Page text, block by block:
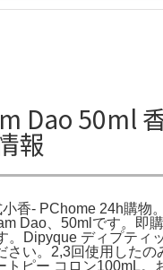
Dao
報
香- PChome 24h購
Dao、50mlです。即
Dipyque ディプテ
さい。2,3回使用した
ピー コロン100mL